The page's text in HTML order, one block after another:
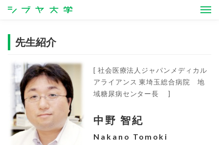
シブヤ大学
先生紹介
[ 社会医療法人ジャパンメディカル
アライアンス 東埼玉総合病院 地
域糖尿病センター長 ]
中野 智紀
Nakano Tomoki